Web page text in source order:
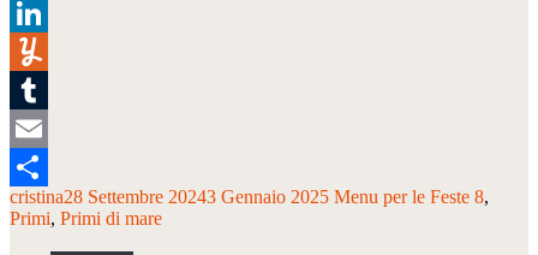
Pinterest
LinkedIn
Yummly
Tumblr
Email
Condividi
cristina28 Settembre 20243 Gennaio 2025 Menu per le Feste 8
Primi Primi di mare